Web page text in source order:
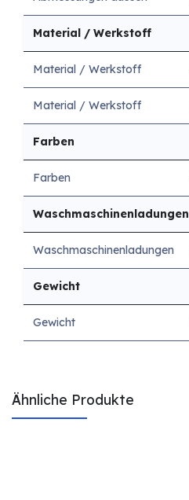
Material / Werkstoff
Material / Werkstoff
Material / Werkstoff
Farben
Farben
Waschmaschinenladungen
Waschmaschinenladungen
Gewicht
Gewicht
Ähnliche Produkte